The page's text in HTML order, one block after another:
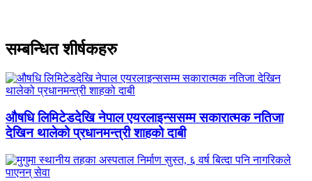
सम्बन्धित शीर्षकहरु
औषधि लिमिटेडदेखि नेपाल एयरलाइन्ससम्म सकारात्मक नतिजा
देखिन थालेको प्रधानमन्त्री शाहको दाबी